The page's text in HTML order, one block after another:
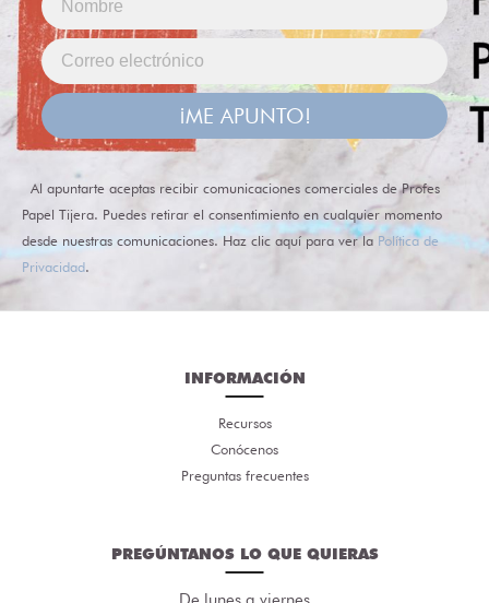
¡ME APUNTO!
Al apuntarte aceptas recibir comunicaciones comerciales de Profes
Papel Tijera. Puedes retirar el consentimiento en cualquier momento
desde nuestras comunicaciones. Haz clic aquí para ver la Política de
Privacidad.
INFORMACIÓN
Recursos
Conócenos
Preguntas frecuentes
PREGÚNTANOS LO QUE QUIERAS